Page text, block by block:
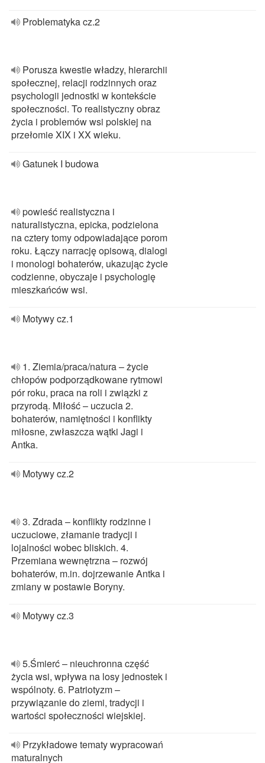
Problematyka cz.2
Porusza kwestie władzy, hierarchii
społecznej, relacji rodzinnych oraz
psychologii jednostki w kontekście
społeczności. To realistyczny obraz
życia i problemów wsi polskiej na
przełomie XIX i XX wieku.
Gatunek I budowa
powieść realistyczna i
naturalistyczna, epicka, podzielona
na cztery tomy odpowiadające porom
roku. Łączy narrację opisową, dialogi
i monologi bohaterów, ukazując życie
codzienne, obyczaje i psychologię
mieszkańców wsi.
Motywy cz.1
1. Ziemia/praca/natura – życie
chłopów podporządkowane rytmowi
pór roku, praca na roli i związki z
przyrodą. Miłość – uczucia 2.
bohaterów, namiętności i konflikty
miłosne, zwłaszcza wątki Jagi i
Antka.
Motywy cz.2
3. Zdrada – konflikty rodzinne i
uczuciowe, złamanie tradycji i
lojalności wobec bliskich. 4.
Przemiana wewnętrzna – rozwój
bohaterów, m.in. dojrzewanie Antka i
zmiany w postawie Boryny.
Motywy cz.3
5.Śmierć – nieuchronna część
życia wsi, wpływa na losy jednostek i
wspólnoty. 6. Patriotyzm –
przywiązanie do ziemi, tradycji i
wartości społeczności wiejskiej.
Przykładowe tematy wypracowań
maturalnych